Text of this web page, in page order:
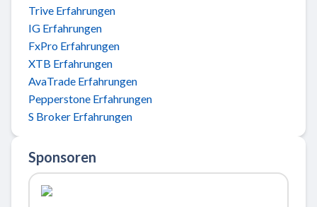
Trive Erfahrungen
IG Erfahrungen
FxPro Erfahrungen
XTB Erfahrungen
AvaTrade Erfahrungen
Pepperstone Erfahrungen
S Broker Erfahrungen
Sponsoren